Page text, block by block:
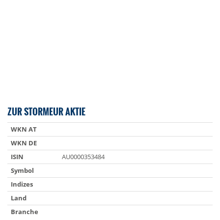
ZUR STORMEUR AKTIE
WKN AT
WKN DE
ISIN
AU0000353484
Symbol
Indizes
Land
Branche